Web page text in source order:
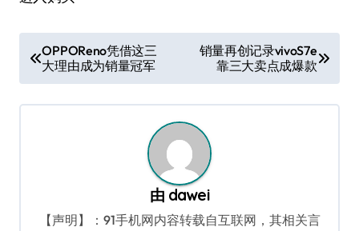
章
导
OPPOReno凭借这三
大理由成为销量冠军
销量再创记录vivoS7e
靠三大卖点成爆款
由 dawei
【声明】：91手机网内容转载自互联网，其相关言